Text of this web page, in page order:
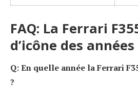
FAQ: La Ferrari
d’icône des années
Q: En quelle année la Ferrari
?